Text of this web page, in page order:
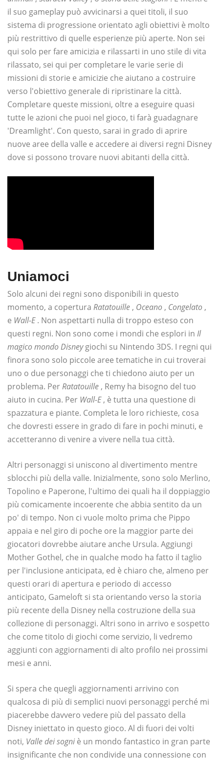
il suo gameplay può avvicinarsi a quei titoli, il suo
sistema di progressione orientato agli obiettivi è molto
più restrittivo di quelle esperienze più aperte. Non sei
qui solo per fare amicizia e rilassarti in uno stile di vita
rilassato, sei qui per completare le varie serie di
missioni di storie e amicizie che aiutano a costruire
verso l'obiettivo generale di ripristinare la città.
Completare queste missioni, oltre a eseguire quasi
tutte le azioni che puoi nel gioco, ti farà guadagnare
'Dreamlight'. Con questo, sarai in grado di aprire
nuove aree della valle e accedere ai diversi regni Disney
dove si possono trovare nuovi abitanti della città.
Uniamoci
Solo alcuni dei regni sono disponibili in questo
momento, a copertura Ratatouille , Oceano , Congelato ,
e Wall-E. Non aspettarti nulla di troppo esteso con
questi regni. Non sono come i mondi che esplori in Il
magico mondo Disneygiochi su Nintendo 3DS. I regni qui
finora sono solo piccole aree tematiche in cui troverai
uno o due personaggi che ti chiedono aiuto per un
problema. PerRatatouille , Remy ha bisogno del tuo
aiuto in cucina. Per Wall-E, è tutta una questione di
spazzatura e piante. Completa le loro richieste, cosa
che dovresti essere in grado di fare in pochi minuti, e
accetteranno di venire a vivere nella tua città.
Altri personaggi si uniscono al divertimento mentre
sblocchi più della valle. Inizialmente, sono solo Merlino,
Topolino e Paperone, l'ultimo dei quali ha il doppiaggio
più comicamente incoerente che abbia sentito da un
po' di tempo. Non ci vuole molto prima che Pippo
appaia e nel giro di poche ore la maggior parte dei
giocatori dovrebbe aiutare anche Ursula. Aggiungi
Mother Gothel, che in qualche modo ha fatto il taglio
per l'inclusione anticipata, ed è chiaro che, almeno per
questi orari di apertura e periodo di accesso
anticipato, Gameloft si sta orientando verso la storia
più recente della Disney nella costruzione della sua
collezione di personaggi. Altri sono in arrivo e sospetto
che come titolo di giochi come servizio, li vedremo
aggiunti con aggiornamenti di alto profilo nei prossimi
mesi e anni.
Si spera che quegli aggiornamenti arrivino con
qualcosa di più di semplici nuovi personaggi perché mi
piacerebbe davvero vedere più del passato della
Disney iniettato in questo gioco. Al di fuori dei volti
noti, Valle dei sogni è un mondo fantastico in gran parte
insignificante che non condivide una connessione con